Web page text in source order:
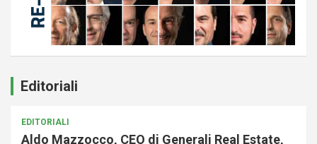
Editoriali
EDITORIALI
Aldo Mazzocco, CEO di Generali Real Estate,